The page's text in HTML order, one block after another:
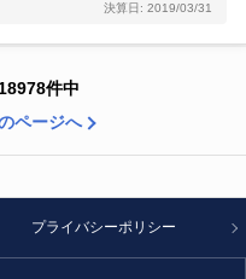
決算日: 2019/03/31
件中
ページへ
プライバシーポリシー